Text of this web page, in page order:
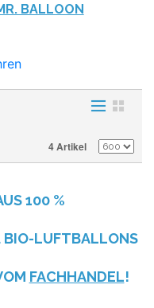
BALLOON
4 Artikel
100 %
BIO-LUFTBALLONS
FACHHANDEL!